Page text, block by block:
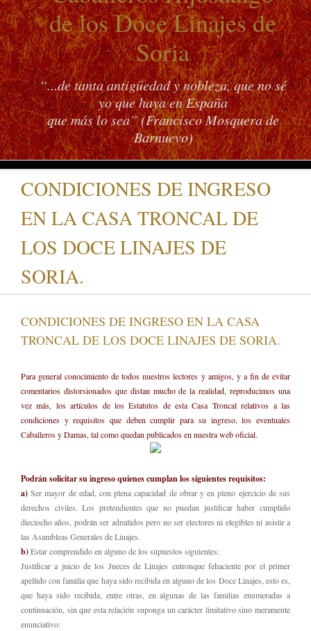
de los Doce Linajes de
Soria
“...de tanta antigüedad y nobleza, que no sé
yo que haya en España
que más lo sea” (Francisco Mosquera de
Barnuevo)
CONDICIONES DE INGRESO
EN LA CASA TRONCAL DE
LOS DOCE LINAJES DE
SORIA.
CONDICIONES DE INGRESO EN LA CASA
TRONCAL DE LOS DOCE LINAJES DE SORIA.
Para general conocimiento de todos nuestros lectores y amigos, y a fin de evitar
comentarios distorsionados que distan mucho de la realidad, reproducimos una
vez más, los artículos de los Estatutos de esta Casa Troncal relativos a las
condiciones y requisitos que deben cumplir para su ingreso, los eventuales
Caballeros y Damas, tal como quedan publicados en nuestra web oficial.
Podrán solicitar su ingreso quienes cumplan los siguientes requisitos:
a) Ser mayor de edad, con plena capacidad de obrar y en pleno ejercicio de sus
derechos civiles. Los pretendientes que no puedan justificar haber cumplido
dieciocho años, podrán ser admitidos pero no ser electores ni elegibles ni asistir a
las Asambleas Generales de Linajes.
b)Estar comprendido en alguno de los supuestos siguientes:
Justificar a juicio de los Jueces de Linajes entronque fehaciente por el primer
apellido con familia que haya sido recibida en alguno de los Doce Linajes, esto es,
que haya sido recibida, entre otras, en algunas de las familias enumeradas a
continuación, sin que esta relación suponga un carácter limitativo sino meramente
enunciativo: